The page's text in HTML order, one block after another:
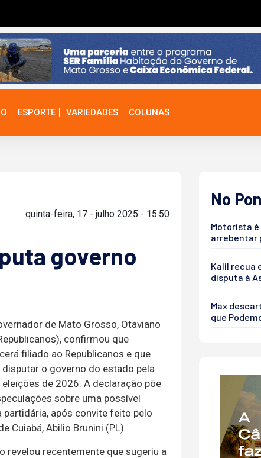
ESPORTE VARIEDADES COLUNAS
quinta-feira, 17 - julho 2025 - 15:50
governo
de Mato Grosso, Otaviano
confirmou que
filiado ao Republicanos e que
disputar o governo do estado pela
de 2026. A declaração põe
sobre uma possível
partidária, após convite feito pelo
Cuiabá, Abilio Brunini (PL).
revelou recentemente que sugeriu a
No
Motorista é
arrebentar
Kalil recua
disputa à
Max
que